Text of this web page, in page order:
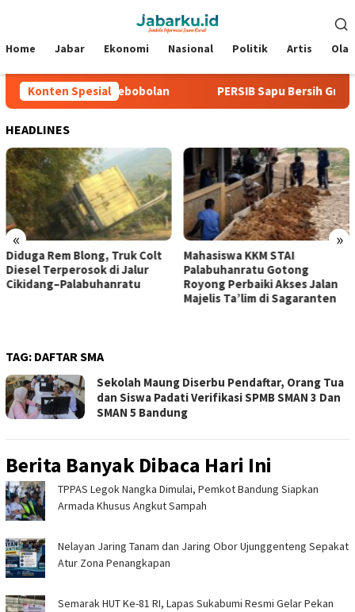
Mobile
Home Jabar Ekonomi Nasional Politik Artis
Konten Spesial
Tiga Laga Tanpa Kebobolan PERSIB Sapu Bersih Grup
HEADLINES
« »
Diduga Rem Blong, Truk Colt
Diesel Terperosok di Jalur
Cikidang–Palabuhanratu
Mahasiswa KKM STAI
Palabuhanratu Gotong
Royong Perbaiki Akses Jalan
Majelis Ta’lim di Sagaranten
TAG: DAFTAR SMA
Sekolah Maung Diserbu Pendaftar, Orang Tua
dan Siswa Padati Verifikasi SPMB SMAN 3 Dan
SMAN 5 Bandung
Berita Banyak Dibaca Hari Ini
TPPAS Legok Nangka Dimulai, Pemkot Bandung Siapkan
Armada Khusus Angkut Sampah
Nelayan Jaring Tanam dan Jaring Obor Ujunggenteng Sepakat
Atur Zona Penangkapan
Semarak HUT Ke-81 RI, Lapas Sukabumi Resmi Gelar Pekan